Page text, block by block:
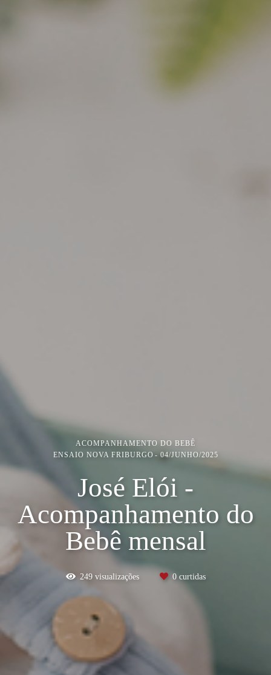
ACOMPANHAMENTO DO BEBÊ
ENSAIO NOVA FRIBURGO
04/JUNHO/2025
José Elói -
Acompanhamento do
Bebê mensal
249visualizações 0curtidas